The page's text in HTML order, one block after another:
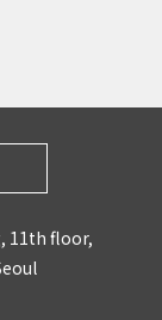
11th floor,